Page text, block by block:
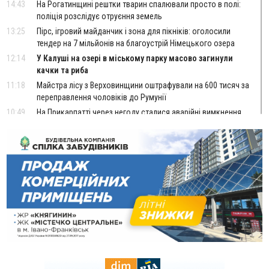
14:43
На Рогатинщині рештки тварин спалювали просто в полі:
поліція розслідує отруєння земель
13:25
Пірс, ігровий майданчик і зона для пікніків: оголосили
тендер на 7 мільйонів на благоустрій Німецького озера
12:14
У Калуші на озері в міському парку масово загинули
качки та риба
11:18
Майстра лісу з Верховинщини оштрафували на 600 тисяч за
переправлення чоловіків до Румунії
10:49
На Прикарпатті через негоду сталися аварійні вимкнення
10:43
За змову на тендері для Долинської лікарні двох
підприємців оштрафували на 272 тисячі гривень
10:09
Яремчанський суд виніс вирок чоловіку, який у Буковелі
вкрав із супермаркету пляшку віскі за 8,5 тисяч
09:53
В урочищі біля Галича археологи відкопали давньоруську
вагову гирку XII–XIII століть
09:39
У Франківську медики провели серію складних операцій
на аорті